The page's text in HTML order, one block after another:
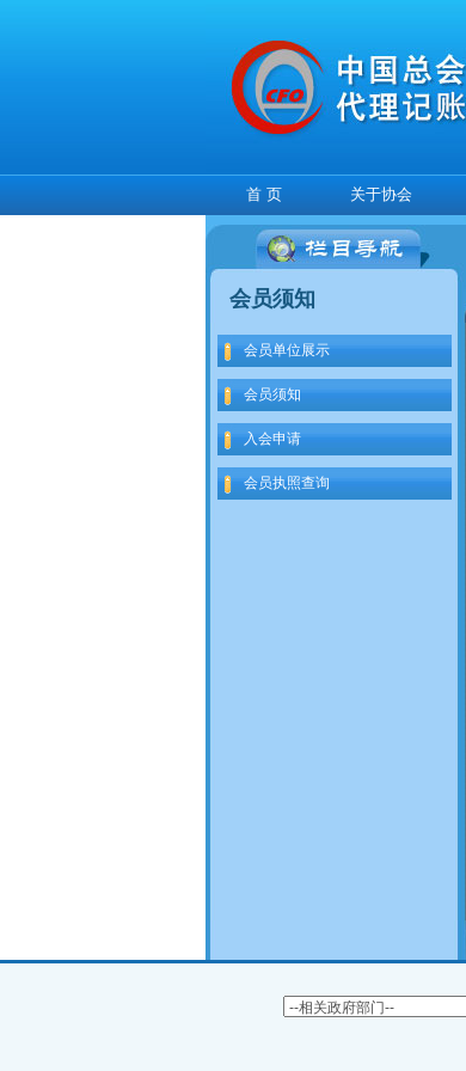
首 页 关于协会
会员须知
会员单位展示
会员须知
入会申请
会员执照查询